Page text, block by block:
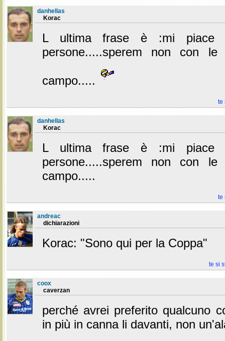
danhellas
Korac
L ultima frase è :mi piace
persone.....sperem non con le
campo.....
te
danhellas
Korac
L ultima frase è :mi piace
persone.....sperem non con le
campo.....
te
andreac
dichiarazioni
Korac: "Sono qui per la Coppa"
te si
coox
caverzan
perché avrei preferito qualcuno
in più in canna li davanti, non